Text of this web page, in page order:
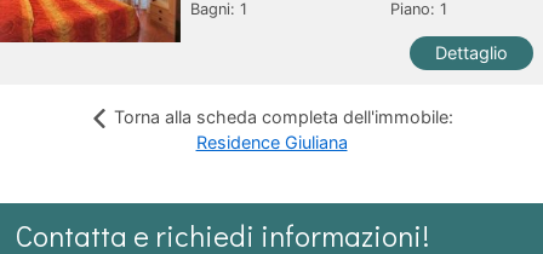
Bagni:1 Piano: 1
Dettaglio
Torna alla scheda completa dell'immobile:
Residence Giuliana
Contatta e richiedi informazioni!